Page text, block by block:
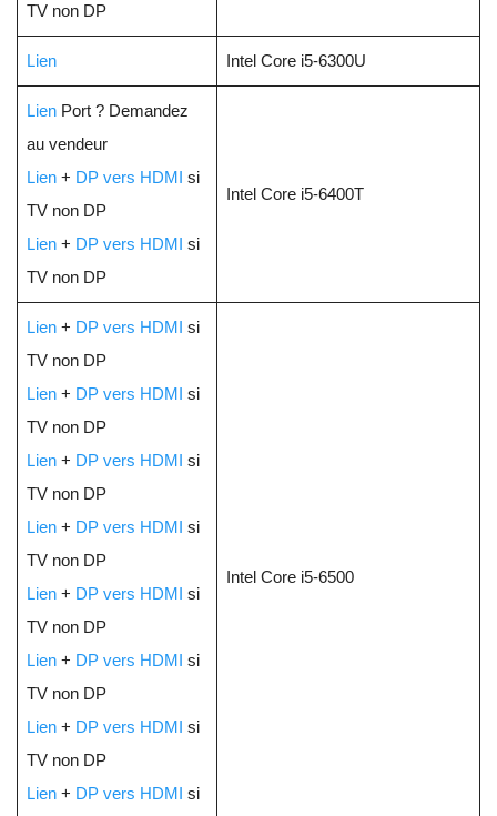
TV non DP
Lien Intel Core i5-6300U
LienPort ? Demandez
au vendeur
Lien+ DP vers HDMI si
TV non DP
Lien+ DP vers HDMI si
TV non DP
Intel Core i5-6400T
Lien+ DP vers HDMI si
TV non DP
Lien+ DP vers HDMI si
TV non DP
Lien+ DP vers HDMI si
TV non DP
Lien+ DP vers HDMI si
TV non DP
Lien+ DP vers HDMI si
TV non DP
Lien+ DP vers HDMI si
TV non DP
Lien+ DP vers HDMI si
TV non DP
Lien+ DP vers HDMI si
Intel Core i5-6500